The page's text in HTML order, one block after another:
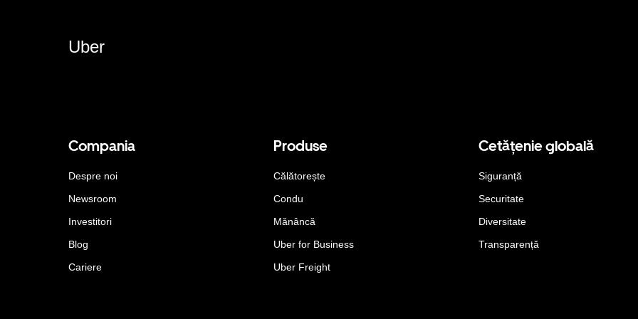
Uber
Compania
Despre noi
Newsroom
Investitori
Blog
Cariere
Produse
Călătorește
Condu
Mănâncă
Uber for Business
Uber Freight
Cetățenie globală
Siguranță
Securitate
Diversitate
Transparență